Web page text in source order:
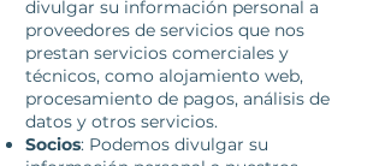
divulgar su información personal a
proveedores de servicios que nos
prestan servicios comerciales y
técnicos, como alojamiento web,
procesamiento de pagos, análisis de
datos y otros servicios.
Socios: Podemos divulgar su